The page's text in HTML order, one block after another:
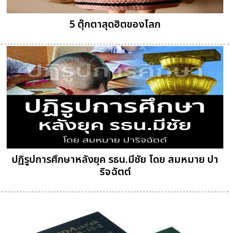
5 ตุ๊กตาสุดฮิตของโลก
ปฏิรูปการศึกษาหลังยุค รธน.มีชัย โดย สมหมาย ปา
ริจฉัตต์